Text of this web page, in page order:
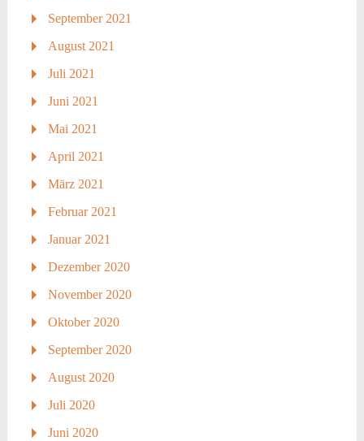
September 2021
August 2021
Juli 2021
Juni 2021
Mai 2021
April 2021
März 2021
Februar 2021
Januar 2021
Dezember 2020
November 2020
Oktober 2020
September 2020
August 2020
Juli 2020
Juni 2020